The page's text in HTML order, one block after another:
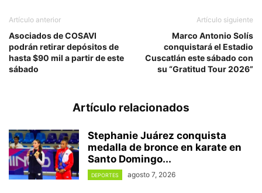
Artículo anterior
Asociados de COSAVI
podrán retirar depósitos de
hasta $90 mil a partir de este
sábado
Artículo siguiente
Marco Antonio Solís
conquistará el Estadio
Cuscatlán este sábado con
su “Gratitud Tour 2026”
Artículo relacionados
Stephanie Juárez conquista
medalla de bronce en karate en
Santo Domingo...
DEPORTES agosto 7, 2026